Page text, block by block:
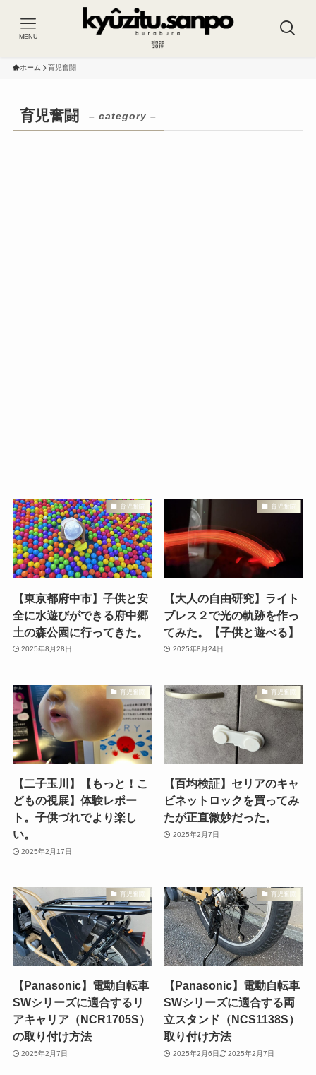
MENU
ホーム 育児奮闘
育児奮闘 – category –
育児奮闘
【東京都府中市】子供と安
全に水遊びができる府中郷
土の森公園に行ってきた。
2025年8月28日
育児奮闘
【大人の自由研究】ライト
ブレス２で光の軌跡を作っ
てみた。【子供と遊べる】
2025年8月24日
育児奮闘
【二子玉川】【もっと！こ
どもの視展】体験レポー
ト。子供づれでより楽し
い。
2025年2月17日
育児奮闘
【百均検証】セリアのキャ
ビネットロックを買ってみ
たが正直微妙だった。
2025年2月7日
育児奮闘
【Panasonic】電動自転車
SWシリーズに適合するリ
アキャリア（NCR1705S）
の取り付け方法
2025年2月7日
育児奮闘
【Panasonic】電動自転車
SWシリーズに適合する両
立スタンド（NCS1138S）
取り付け方法
2025年2月6日 2025年2月7日